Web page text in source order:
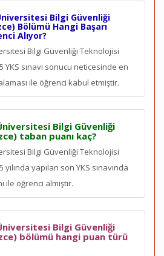
Bilgi Güvenliği
Bölümü Hangi Başarı
Alıyor?
Bilgi Güvenliği Teknolojisi
YKS sınavı sonucu neticesinde en
ile öğrenci kabul etmiştir.
Bilgi Güvenliği
taban puanı kaç?
Bilgi Güvenliği Teknolojisi
yapılan son YKS sınavında
ile öğrenci almıştır.
Bilgi Güvenliği
bölümü hangi puan türü